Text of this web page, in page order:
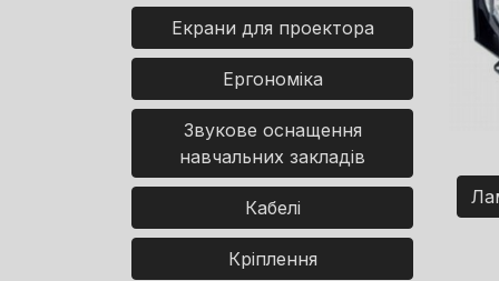
Екрани для проектора
Ергономіка
Звукове оснащення
навчальних закладів
Кабелі
Кріплення